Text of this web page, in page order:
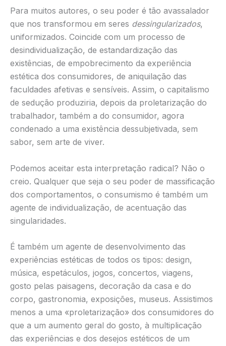
Para muitos autores, o seu poder é tão avassalador
que nos transformou em seres dessingularizados,
uniformizados. Coincide com um processo de
desindividualização, de estandardização das
existências, de empobrecimento da experiência
estética dos consumidores, de aniquilação das
faculdades afetivas e sensíveis. Assim, o capitalismo
de sedução produziria, depois da proletarização do
trabalhador, também a do consumidor, agora
condenado a uma existência dessubjetivada, sem
sabor, sem arte de viver.
Podemos aceitar esta interpretação radical? Não o
creio. Qualquer que seja o seu poder de massificação
dos comportamentos, o consumismo é também um
agente de individualização, de acentuação das
singularidades.
É também um agente de desenvolvimento das
experiências estéticas de todos os tipos: design,
música, espetáculos, jogos, concertos, viagens,
gosto pelas paisagens, decoração da casa e do
corpo, gastronomia, exposições, museus. Assistimos
menos a uma «proletarização» dos consumidores do
que a um aumento geral do gosto, à multiplicação
das experiências e dos desejos estéticos de um